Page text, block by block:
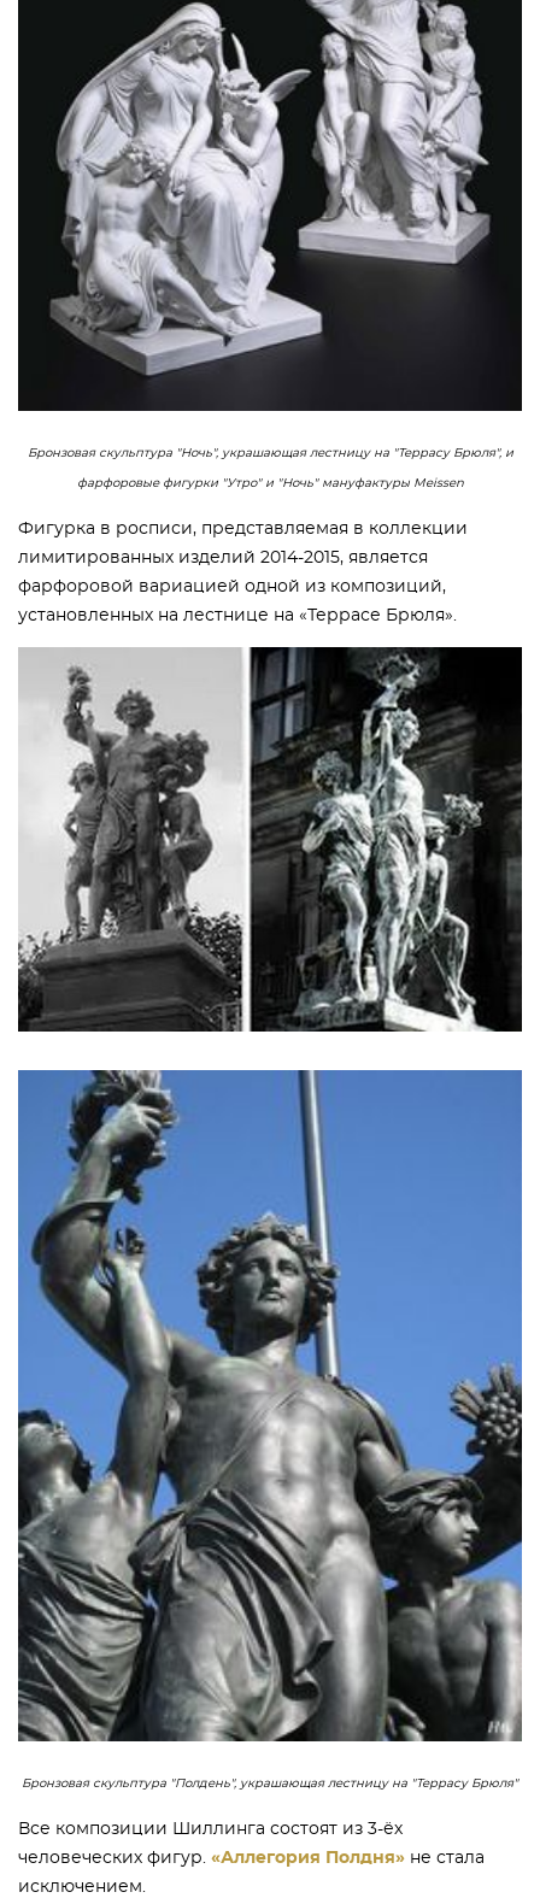
Бронзовая скульптура "Ночь", украшающая лестницу на "Террасу Брюля", и
фарфоровые фигурки "Утро" и "Ночь" мануфактуры Meissen
Фигурка в росписи, представляемая в коллекции
лимитированных изделий 2014-2015, является
фарфоровой вариацией одной из композиций,
установленных на лестнице на «Террасе Брюля».
Бронзовая скульптура "Полдень", украшающая лестницу на "Террасу Брюля"
Все композиции Шиллинга состоят из 3-ёх
человеческих фигур. «Аллегория Полдня» не стала
исключением.